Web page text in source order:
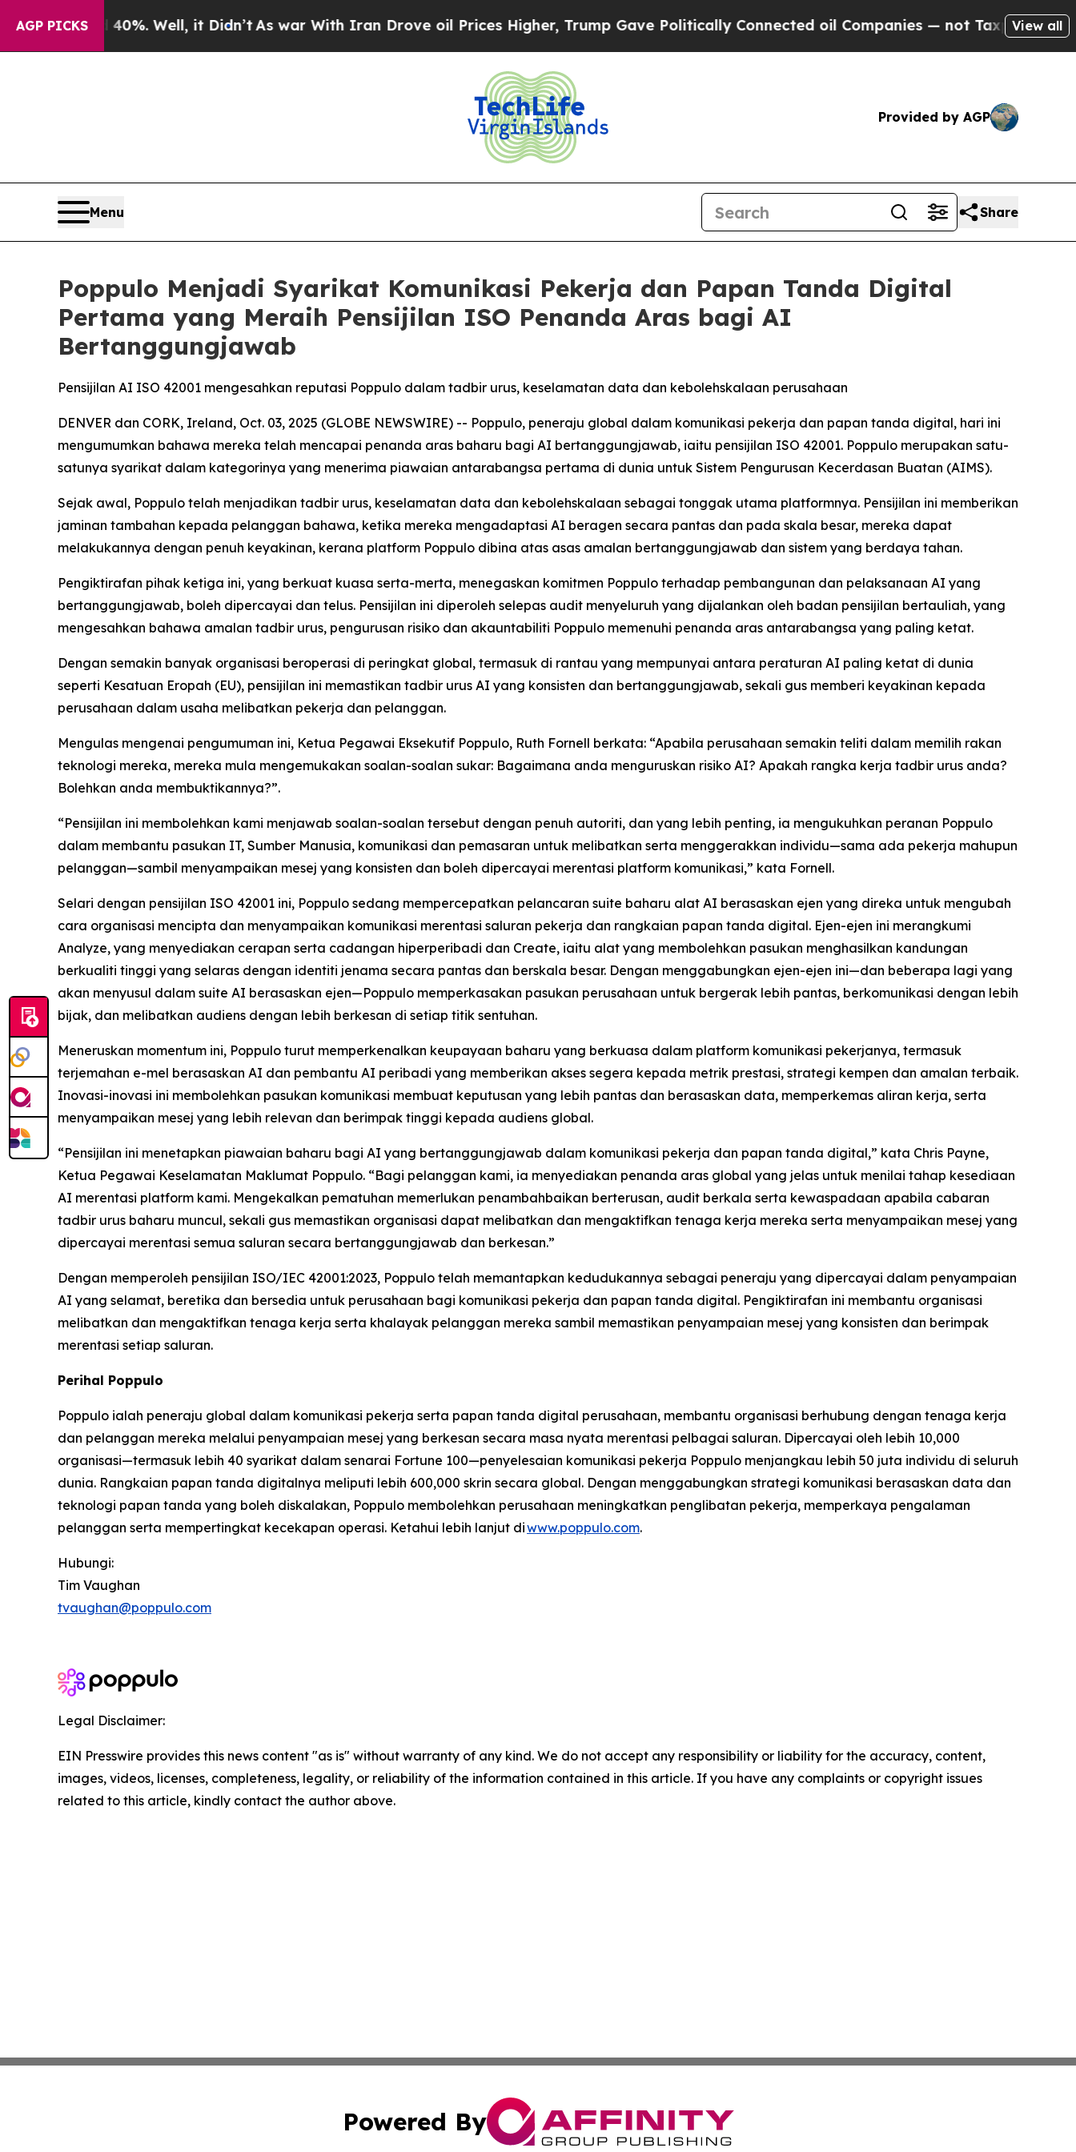
AGP PICKS
40%. Well, it Didn’t As war With Iran Drove oil Prices Higher, Trump Gave Politically Connected oil Companies — not Taxpayers — theView all
Provided by AGP
Menu Share
Poppulo Menjadi Syarikat Komunikasi Pekerja dan Papan Tanda Digital
Pertama yang Meraih Pensijilan ISO Penanda Aras bagi AI
Bertanggungjawab
Pensijilan AI ISO 42001 mengesahkan reputasi Poppulo dalam tadbir urus, keselamatan data dan kebolehskalaan perusahaan
DENVER dan CORK, Ireland, Oct. 03, 2025 (GLOBE NEWSWIRE) -- Poppulo, peneraju global dalam komunikasi pekerja dan papan tanda digital, hari ini
mengumumkan bahawa mereka telah mencapai penanda aras baharu bagi AI bertanggungjawab, iaitu pensijilan ISO 42001. Poppulo merupakan satu-
satunya syarikat dalam kategorinya yang menerima piawaian antarabangsa pertama di dunia untuk Sistem Pengurusan Kecerdasan Buatan (AIMS).
Sejak awal, Poppulo telah menjadikan tadbir urus, keselamatan data dan kebolehskalaan sebagai tonggak utama platformnya. Pensijilan ini memberikan
jaminan tambahan kepada pelanggan bahawa, ketika mereka mengadaptasi AI beragen secara pantas dan pada skala besar, mereka dapat
melakukannya dengan penuh keyakinan, kerana platform Poppulo dibina atas asas amalan bertanggungjawab dan sistem yang berdaya tahan.
Pengiktirafan pihak ketiga ini, yang berkuat kuasa serta-merta, menegaskan komitmen Poppulo terhadap pembangunan dan pelaksanaan AI yang
bertanggungjawab, boleh dipercayai dan telus. Pensijilan ini diperoleh selepas audit menyeluruh yang dijalankan oleh badan pensijilan bertauliah, yang
mengesahkan bahawa amalan tadbir urus, pengurusan risiko dan akauntabiliti Poppulo memenuhi penanda aras antarabangsa yang paling ketat.
Dengan semakin banyak organisasi beroperasi di peringkat global, termasuk di rantau yang mempunyai antara peraturan AI paling ketat di dunia
seperti Kesatuan Eropah (EU), pensijilan ini memastikan tadbir urus AI yang konsisten dan bertanggungjawab, sekali gus memberi keyakinan kepada
perusahaan dalam usaha melibatkan pekerja dan pelanggan.
Mengulas mengenai pengumuman ini, Ketua Pegawai Eksekutif Poppulo, Ruth Fornell berkata: “Apabila perusahaan semakin teliti dalam memilih rakan
teknologi mereka, mereka mula mengemukakan soalan-soalan sukar: Bagaimana anda menguruskan risiko AI? Apakah rangka kerja tadbir urus anda?
Bolehkan anda membuktikannya?”.
“Pensijilan ini membolehkan kami menjawab soalan-soalan tersebut dengan penuh autoriti, dan yang lebih penting, ia mengukuhkan peranan Poppulo
dalam membantu pasukan IT, Sumber Manusia, komunikasi dan pemasaran untuk melibatkan serta menggerakkan individu—sama ada pekerja mahupun
pelanggan—sambil menyampaikan mesej yang konsisten dan boleh dipercayai merentasi platform komunikasi,” kata Fornell.
Selari dengan pensijilan ISO 42001 ini, Poppulo sedang mempercepatkan pelancaran suite baharu alat AI berasaskan ejen yang direka untuk mengubah
cara organisasi mencipta dan menyampaikan komunikasi merentasi saluran pekerja dan rangkaian papan tanda digital. Ejen-ejen ini merangkumi
Analyze, yang menyediakan cerapan serta cadangan hiperperibadi dan Create, iaitu alat yang membolehkan pasukan menghasilkan kandungan
berkualiti tinggi yang selaras dengan identiti jenama secara pantas dan berskala besar. Dengan menggabungkan ejen-ejen ini—dan beberapa lagi yang
akan menyusul dalam suite AI berasaskan ejen—Poppulo memperkasakan pasukan perusahaan untuk bergerak lebih pantas, berkomunikasi dengan lebih
bijak, dan melibatkan audiens dengan lebih berkesan di setiap titik sentuhan.
Meneruskan momentum ini, Poppulo turut memperkenalkan keupayaan baharu yang berkuasa dalam platform komunikasi pekerjanya, termasuk
terjemahan e-mel berasaskan AI dan pembantu AI peribadi yang memberikan akses segera kepada metrik prestasi, strategi kempen dan amalan terbaik.
Inovasi-inovasi ini membolehkan pasukan komunikasi membuat keputusan yang lebih pantas dan berasaskan data, memperkemas aliran kerja, serta
menyampaikan mesej yang lebih relevan dan berimpak tinggi kepada audiens global.
“Pensijilan ini menetapkan piawaian baharu bagi AI yang bertanggungjawab dalam komunikasi pekerja dan papan tanda digital,” kata Chris Payne,
Ketua Pegawai Keselamatan Maklumat Poppulo. “Bagi pelanggan kami, ia menyediakan penanda aras global yang jelas untuk menilai tahap kesediaan
AI merentasi platform kami. Mengekalkan pematuhan memerlukan penambahbaikan berterusan, audit berkala serta kewaspadaan apabila cabaran
tadbir urus baharu muncul, sekali gus memastikan organisasi dapat melibatkan dan mengaktifkan tenaga kerja mereka serta menyampaikan mesej yang
dipercayai merentasi semua saluran secara bertanggungjawab dan berkesan.”
Dengan memperoleh pensijilan ISO/IEC 42001:2023, Poppulo telah memantapkan kedudukannya sebagai peneraju yang dipercayai dalam penyampaian
AI yang selamat, beretika dan bersedia untuk perusahaan bagi komunikasi pekerja dan papan tanda digital. Pengiktirafan ini membantu organisasi
melibatkan dan mengaktifkan tenaga kerja serta khalayak pelanggan mereka sambil memastikan penyampaian mesej yang konsisten dan berimpak
merentasi setiap saluran.
Perihal Poppulo
Poppulo ialah peneraju global dalam komunikasi pekerja serta papan tanda digital perusahaan, membantu organisasi berhubung dengan tenaga kerja
dan pelanggan mereka melalui penyampaian mesej yang berkesan secara masa nyata merentasi pelbagai saluran. Dipercayai oleh lebih 10,000
organisasi—termasuk lebih 40 syarikat dalam senarai Fortune 100—penyelesaian komunikasi pekerja Poppulo menjangkau lebih 50 juta individu di seluruh
dunia. Rangkaian papan tanda digitalnya meliputi lebih 600,000 skrin secara global. Dengan menggabungkan strategi komunikasi berasaskan data dan
teknologi papan tanda yang boleh diskalakan, Poppulo membolehkan perusahaan meningkatkan penglibatan pekerja, memperkaya pengalaman
pelanggan serta mempertingkat kecekapan operasi. Ketahui lebih lanjut diwww.poppulo.com.
Hubungi:
Tim Vaughan
tvaughan@poppulo.com
Legal Disclaimer:
EIN Presswire provides this news content "as is" without warranty of any kind. We do not accept any responsibility or liability for the accuracy, content,
images, videos, licenses, completeness, legality, or reliability of the information contained in this article. If you have any complaints or copyright issues
related to this article, kindly contact the author above.
Powered By